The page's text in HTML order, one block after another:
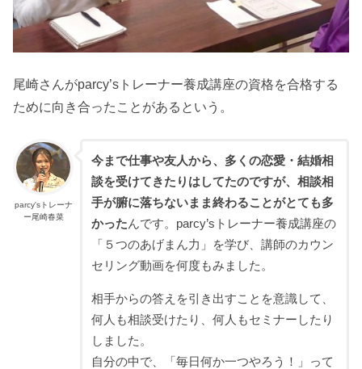
尾崎さんがparcy’sトレーナー養成講座の資格を合格する
ために向き合ったことがあるという。
parcy'sトレーナ
ー尾崎春菜
今まで仕事や友人から、多くの恋愛・結婚相
談を受けてきたりはしてたのですが、相談相
手が腑に落ちないまま終わることがとても多
かったんです。parcy’sトレーナー養成講座の
「５つのあげまん力」を学び、講師のカウン
セリング動画を何度もみました。
相手からの答えを引き出すことを意識して、
何人も相談受けたり、何人もセミナーしたり
しました。
自分の中で、「毎日何か一つやろう！」って